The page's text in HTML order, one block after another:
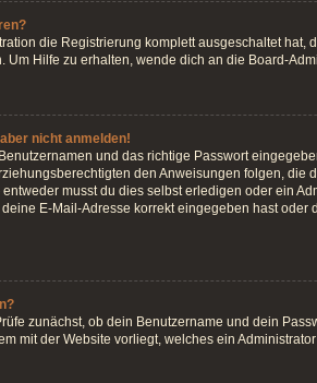
die Registrierung komplett ausgeschaltet
Um Hilfe zu erhalten, wende dich an die Board-
nicht anmelden!
und das richtige Passwort
den Anweisungen folgen,
musst du dies selbst erledigen oder ein
E-Mail-Adresse korrekt eingegeben hast
zunächst, ob dein Benutzername und dein
mit der Website vorliegt, welches ein Administrator